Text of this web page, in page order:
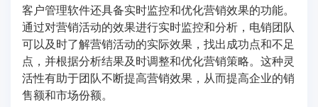
客户管理软件还具备实时监控和优化营销效果的功能。
通过对营销活动的效果进行实时监控和分析，电销团队
可以及时了解营销活动的实际效果，找出成功点和不足
点，并根据分析结果及时调整和优化营销策略。这种灵
活性有助于团队不断提高营销效果，从而提高企业的销
售额和市场份额。